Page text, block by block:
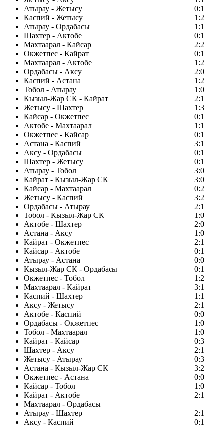
Атырау - Жетысу
0:1
Каспий - Жетысу
1:2
Атырау - Ордабасы
1:1
Шахтер - Актобе
0:1
Махтаарал - Кайсар
2:2
Окжетпес - Кайрат
0:1
Махтаарал - Актобе
1:2
Ордабасы - Аксу
2:0
Каспий - Астана
1:2
Тобол - Атырау
1:0
Кызыл-Жар СК - Кайрат
2:1
Жетысу - Шахтер
1:3
Кайсар - Окжетпес
0:1
Актобе - Махтаарал
1:1
Окжетпес - Кайсар
0:1
Астана - Каспий
3:1
Аксу - Ордабасы
0:1
Шахтер - Жетысу
0:1
Атырау - Тобол
3:0
Кайрат - Кызыл-Жар СК
3:0
Кайсар - Махтаарал
0:2
Жетысу - Каспий
3:2
Ордабасы - Атырау
2:1
Тобол - Кызыл-Жар СК
1:0
Актобе - Шахтер
2:0
Астана - Аксу
1:0
Кайрат - Окжетпес
2:1
Кайсар - Актобе
0:1
Атырау - Астана
0:0
Кызыл-Жар СК - Ордабасы
0:1
Окжетпес - Тобол
1:2
Махтаарал - Кайрат
3:1
Каспий - Шахтер
1:1
Аксу - Жетысу
2:1
Актобе - Каспий
0:0
Ордабасы - Окжетпес
1:0
Тобол - Махтаарал
1:0
Кайрат - Кайсар
0:3
Шахтер - Аксу
2:1
Жетысу - Атырау
0:3
Астана - Кызыл-Жар СК
3:2
Окжетпес - Астана
0:0
Кайсар - Тобол
1:0
Кайрат - Актобе
2:1
Махтаарал - Ордабасы
Атырау - Шахтер
2:1
Аксу - Каспий
0:1